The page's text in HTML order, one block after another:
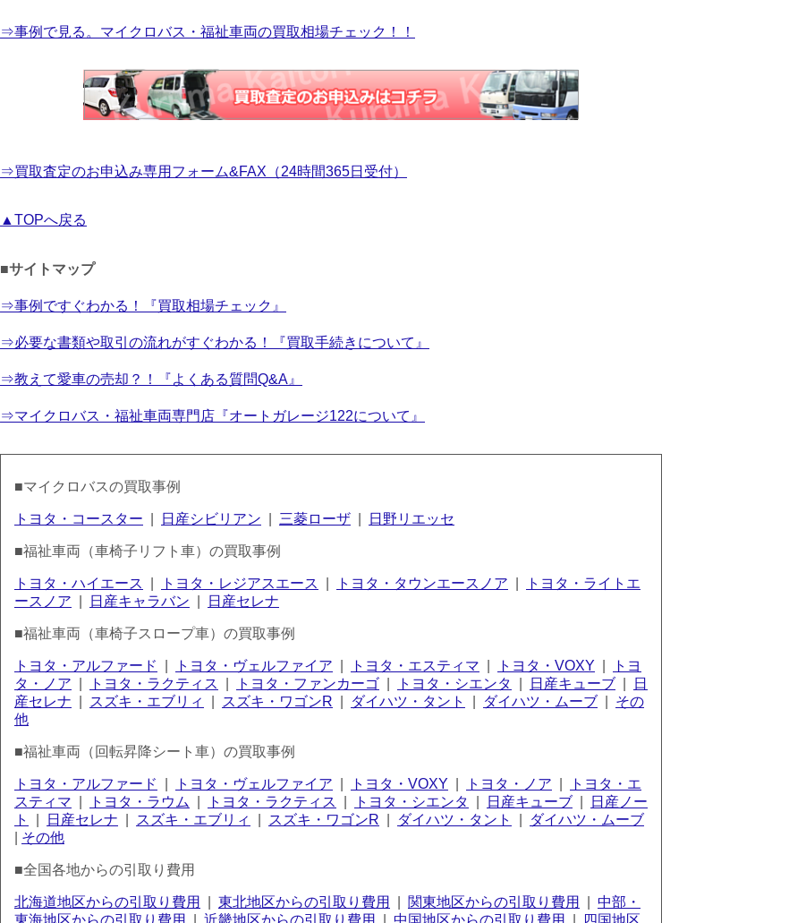
⇒事例で見る。マイクロバス・福祉車両の買取相場チェック！！
⇒買取査定のお申込み専用フォーム&FAX（24時間365日受付）
▲TOPへ戻る
■サイトマップ
⇒事例ですぐわかる！『買取相場チェック』
⇒必要な書類や取引の流れがすぐわかる！『買取手続きについて』
⇒教えて愛車の売却？！『よくある質問Q&A』
⇒マイクロバス・福祉車両専門店『オートガレージ122について』
■マイクロバスの買取事例
トヨタ・コースター 日産シビリアン 三菱ローザ 日野リエッセ
■福祉車両（車椅子リフト車）の買取事例
トヨタ・ハイエース トヨタ・レジアスエース トヨタ・タウンエースノア
トヨタ・ライトエ
ースノア
日産キャラバン 日産セレナ
■福祉車両（車椅子スロープ車）の買取事例
トヨタ・アルファード トヨタ・ヴェルファイア トヨタ・エスティマ トヨタ・VOXY
トヨ
タ・ノア
トヨタ・ラクティス トヨタ・ファンカーゴ トヨタ・シエンタ 日産キューブ
日
産セレナ
スズキ・エブリィ スズキ・ワゴンR ダイハツ・タント ダイハツ・ムーブ
その
他
■福祉車両（回転昇降シート車）の買取事例
トヨタ・アルファード トヨタ・ヴェルファイア トヨタ・VOXY トヨタ・ノア
トヨタ・エ
スティマ
トヨタ・ラウム トヨタ・ラクティス トヨタ・シエンタ 日産キューブ
日産ノー
ト
日産セレナ スズキ・エブリィ スズキ・ワゴンR ダイハツ・タント
ダイハツ・ムーブ
その他
■全国各地からの引取り費用
北海道地区からの引取り費用 東北地区からの引取り費用 関東地区からの引取り費用
中部・
東海地区からの引取り費用
近畿地区からの引取り費用 中国地区からの引取り費用
四国地区